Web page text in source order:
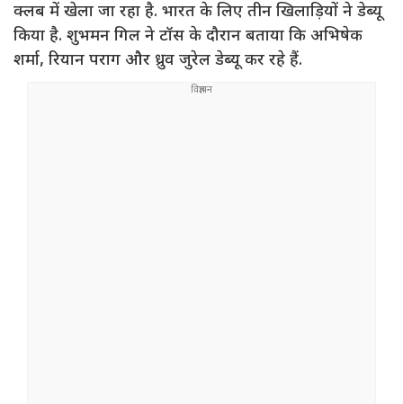
क्लब में खेला जा रहा है. भारत के लिए तीन खिलाड़ियों ने डेब्यू
किया है. शुभमन गिल ने टॉस के दौरान बताया कि अभिषेक
शर्मा, रियान पराग और ध्रुव जुरेल डेब्यू कर रहे हैं.